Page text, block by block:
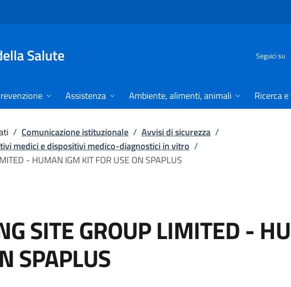
Salute Seguici su
Assistenza Ambiente, alimenti, animali Ricerca
/ Comunicazione istituzionale / Avvisi di sicurezza /
medici e dispositivi medico-diagnostici in vitro /
- HUMAN IGM KIT FOR USE ON SPAPLUS
SITE GROUP LIMITED -
SPAPLUS